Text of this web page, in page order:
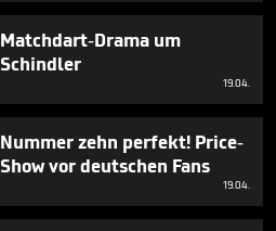
Matchdart-Drama um
Schindler
19.04.
Nummer zehn perfekt! Price-
Show vor deutschen Fans
19.04.